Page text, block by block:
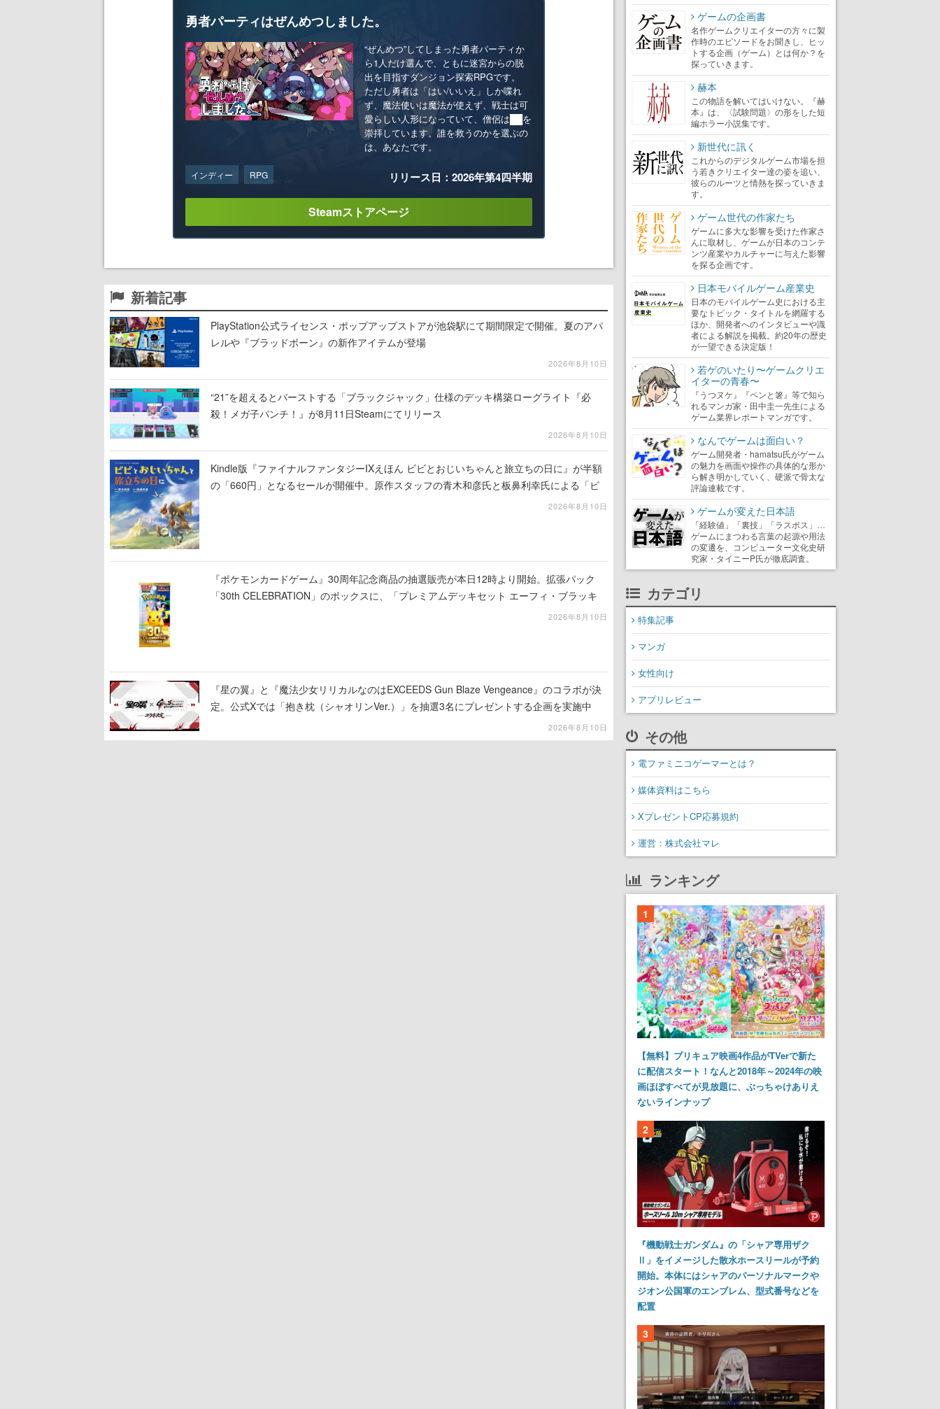
勇者パーティはぜんめつしました。
“ぜんめつ”してしまった勇者パーティか
ら1人だけ選んで、ともに迷宮からの脱
出を目指すダンジョン探索RPGです。
ただし勇者は「はい/いいえ」しか喋れ
ず、魔法使いは魔法が使えず、戦士は可
愛らしい人形になっていて、僧侶は██を
崇拝しています。誰を救うのかを選ぶの
は、あなたです。
インディー RPG リリース日：2026年第4四半期
Steamストアページ
新着記事
PlayStation公式ライセンス・ポップアップストアが池袋駅にて期間限定で開催。夏のアパ
レルや『ブラッドボーン』の新作アイテムが登場
2026年8月10日
“21”を超えるとバーストする「ブラックジャック」仕様のデッキ構築ローグライト『必
殺！メガ子パンチ！』が8月11日Steamにてリリース
2026年8月10日
Kindle版『ファイナルファンタジーIXえほん ビビとおじいちゃんと旅立ちの日に』が半額
の「660円」となるセールが開催中。原作スタッフの青木和彦氏と板鼻利幸氏による「ビ
2026年8月10日
『ポケモンカードゲーム』30周年記念商品の抽選販売が本日12時より開始。拡張パック
「30th CELEBRATION」のボックスに、「プレミアムデッキセット エーフィ・ブラッキ
2026年8月10日
『星の翼』と『魔法少女リリカルなのはEXCEEDS Gun Blaze Vengeance』のコラボが決
定。公式Xでは「抱き枕（シャオリンVer.）」を抽選3名にプレゼントする企画を実施中
2026年8月10日
ゲームの企画書
名作ゲームクリエイターの方々に製
作時のエピソードをお聞きし、ヒッ
トする企画（ゲーム）とは何か？を
探っていきます。
赫本
この物語を解いてはいけない。『赫
本』は、〈試験問題〉の形をした短
編ホラー小説集です。
新世代に訊く
これからのデジタルゲーム市場を担
う若きクリエイター達の姿を追い、
彼らのルーツと情熱を探っていきま
す。
ゲーム世代の作家たち
ゲームに多大な影響を受けた作家さ
んに取材し、ゲームが日本のコンテ
ンツ産業やカルチャーに与えた影響
を探る企画です。
日本モバイルゲーム産業史
日本のモバイルゲーム史における主
要なトピック・タイトルを網羅する
ほか、開発者へのインタビューや識
者による解説を掲載。約20年の歴史
が一望できる決定版！
若ゲのいたり〜ゲームクリエ
イターの青春〜
『うつヌケ』『ペンと箸』等で知ら
れるマンガ家・田中圭一先生による
ゲーム業界レポートマンガです。
なんでゲームは面白い？
ゲーム開発者・hamatsu氏がゲーム
の魅力を画面や操作の具体的な形か
ら解き明かしていく、硬派で骨太な
評論連載です。
ゲームが変えた日本語
「経験値」「裏技」「ラスボス」…
ゲームにまつわる言葉の起源や用法
の変遷を、コンピューター文化史研
究家・タイニーP氏が徹底調査。
カテゴリ
特集記事
マンガ
女性向け
アプリレビュー
その他
電ファミニコゲーマーとは？
媒体資料はこちら
XプレゼントCP応募規約
運営：株式会社マレ
ランキング
1
【無料】プリキュア映画4作品がTVerで新た
に配信スタート！なんと2018年～2024年の映
画ほぼすべてが見放題に、ぶっちゃけありえ
ないラインナップ
2
『機動戦士ガンダム』の「シャア専用ザク
Ⅱ」をイメージした散水ホースリールが予約
開始。本体にはシャアのパーソナルマークや
ジオン公国軍のエンブレム、型式番号などを
配置
3